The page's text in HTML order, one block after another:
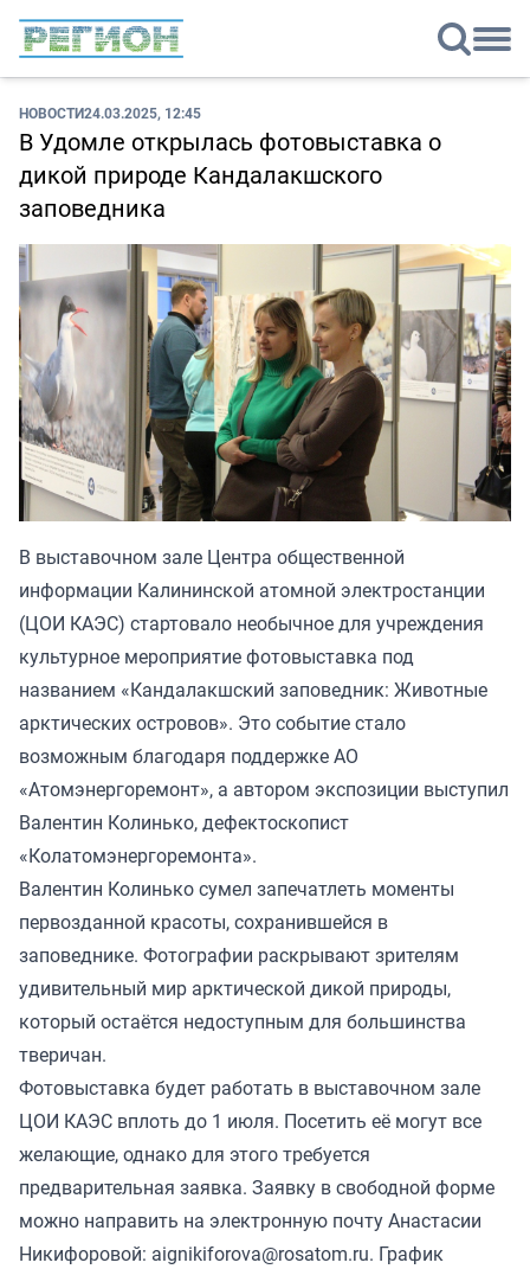
НОВОСТИ24.03.2025, 12:45
В Удомле открылась фотовыставка о
дикой природе Кандалакшского
заповедника
В выставочном зале Центра общественной
информации Калининской атомной электростанции
(ЦОИ КАЭС) стартовало необычное для учреждения
культурное мероприятие фотовыставка под
названием «Кандалакшский заповедник: Животные
арктических островов». Это событие стало
возможным благодаря поддержке АО
«Атомэнергоремонт», а автором экспозиции выступил
Валентин Колинько, дефектоскопист
«Колатомэнергоремонта».
Валентин Колинько сумел запечатлеть моменты
первозданной красоты, сохранившейся в
заповеднике. Фотографии раскрывают зрителям
удивительный мир арктической дикой природы,
который остаётся недоступным для большинства
тверичан.
Фотовыставка будет работать в выставочном зале
ЦОИ КАЭС вплоть до 1 июля. Посетить её могут все
желающие, однако для этого требуется
предварительная заявка. Заявку в свободной форме
можно направить на электронную почту Анастасии
Никифоровой: aignikiforova@rosatom.ru. График